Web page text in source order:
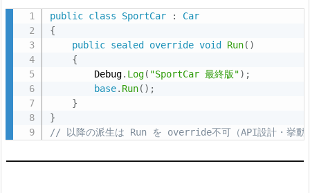
ロ
グ
と
成
功
ス
ク
ョ
public class SportCar :
Car
{
public sealed override void Run( )
{
        Debug
. Log( "SportCar 最終版") ;
base. Run( ) ;
}
}
// 以降の派生は Run を override不可（API設計・挙動